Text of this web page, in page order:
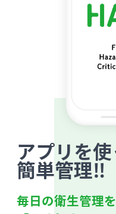
アプリを使
簡単管理‼
毎日の衛生管理